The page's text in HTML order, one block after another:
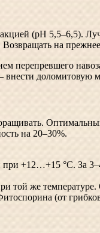
(pH 5,5–6,5).
на
перепревшего
доломитовую
на 20–30%.
+12…+15 °C. За
же температуре.
(от